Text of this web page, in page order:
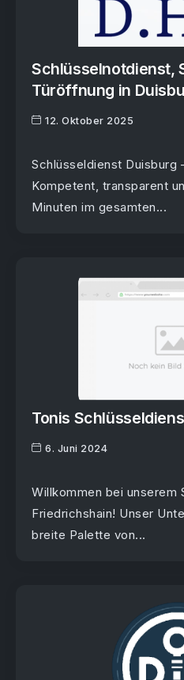
Schlüsselnotdienst,
Türöffnung in
12. Oktober 2025
Schlüsseldienst Duisburg
Kompetent, transparent
Minuten im gesamten...
Tonis
6. Juni 2024
Willkommen bei unserem
Friedrichshain! Unser
breite Palette von...